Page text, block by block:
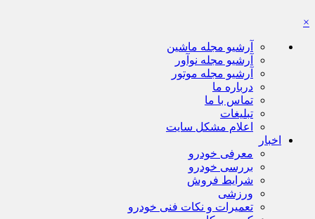
×
آرشیو مجله ماشین
آرشیو مجله نوآور
آرشیو مجله موتور
درباره ما
تماس با ما
تبلیغات
اعلام مشکل سایت
اخبار
معرفی خودرو
بررسی خودرو
شرایط فروش
ورزشی
تعمیرات و نکات فنی خودرو